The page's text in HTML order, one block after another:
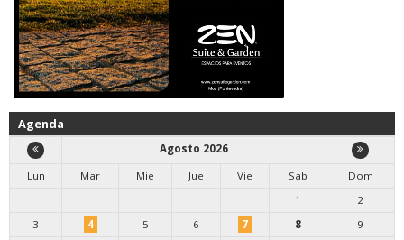
Agenda
Agosto 2026
Lun
Mar Mie Jue Vie Sab
Dom
1
2
3
4 5 6 7 8
9